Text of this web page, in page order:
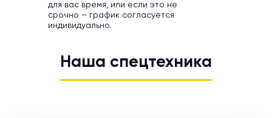
для вас время, или если это не
срочно – график согласуется
индивидуально.
Наша спецтехника